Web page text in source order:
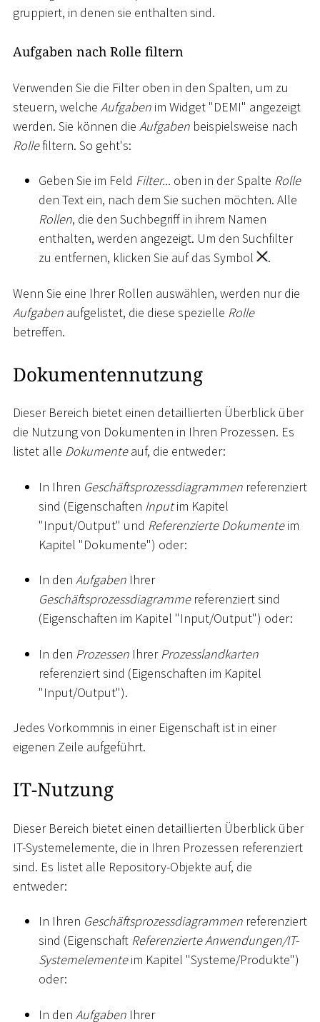
gruppiert, in denen sie enthalten sind.
Aufgaben nach Rolle filtern
Verwenden Sie die Filter oben in den Spalten, um zu
steuern, welche Aufgaben im Widget "DEMI" angezeigt
werden. Sie können die Aufgaben beispielsweise nach
Rollefiltern. So geht's:
Geben Sie im Feld Filter... oben in der Spalte Rolle
den Text ein, nach dem Sie suchen möchten. Alle
Rollen, die den Suchbegriff in ihrem Namen
enthalten, werden angezeigt. Um den Suchfilter
zu entfernen, klicken Sie auf das Symbol
.
Wenn Sie eine Ihrer Rollen auswählen, werden nur die
Aufgaben aufgelistet, die diese spezielle Rolle
betreffen.
Dokumentennutzung
Dieser Bereich bietet einen detaillierten Überblick über
die Nutzung von Dokumenten in Ihren Prozessen. Es
listet alle Dokumenteauf, die entweder:
In Ihren Geschäftsprozessdiagrammen referenziert
sind (Eigenschaften Inputim Kapitel
"Input/Output" und Referenzierte Dokumenteim
Kapitel "Dokumente") oder:
In den Aufgaben Ihrer
Geschäftsprozessdiagrammereferenziert sind
(Eigenschaften im Kapitel "Input/Output") oder:
In den Prozessen IhrerProzesslandkarten
referenziert sind (Eigenschaften im Kapitel
"Input/Output").
Jedes Vorkommnis in einer Eigenschaft ist in einer
eigenen Zeile aufgeführt.
IT-Nutzung
Dieser Bereich bietet einen detaillierten Überblick über
IT-Systemelemente, die in Ihren Prozessen referenziert
sind. Es listet alle Repository-Objekte auf, die
entweder:
In Ihren Geschäftsprozessdiagrammen referenziert
sind (Eigenschaft Referenzierte Anwendungen/IT-
Systemelementeim Kapitel "Systeme/Produkte")
oder:
In den Aufgaben Ihrer